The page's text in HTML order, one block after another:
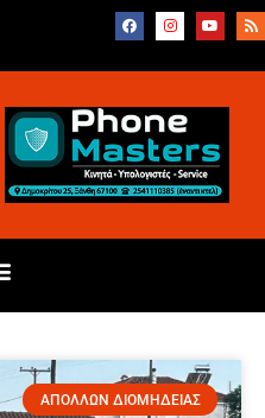
ΑΠΟΛΛΩΝ ΔΙΟΜΗΔΕΙΑΣ